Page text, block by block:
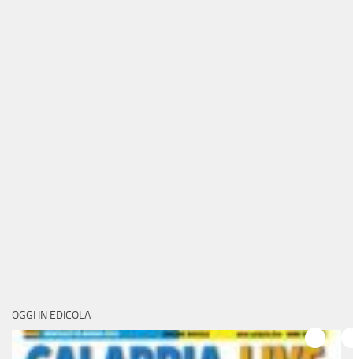
OGGI IN EDICOLA